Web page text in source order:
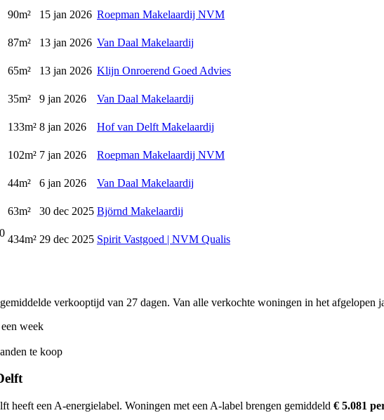
90m² 15 jan 2026 Roepman Makelaardij NVM
87m² 13 jan 2026 Van Daal Makelaardij
65m² 13 jan 2026 Klijn Onroerend Goed Advies
35m² 9 jan 2026
Van Daal Makelaardij
133m² 8 jan 2026
Hof van Delft Makelaardij
102m² 7 jan 2026
Roepman Makelaardij NVM
44m² 6 jan 2026
Van Daal Makelaardij
63m² 30 dec 2025 Björnd Makelaardij
434m² 29 dec 2025 Spirit Vastgoed | NVM Qualis
verkooptijd van 27 dagen. Van alle verkochte woningen in het afgelopen
week
te koop
heeft een A-energielabel. Woningen met een A-label brengen gemiddeld € 5.081